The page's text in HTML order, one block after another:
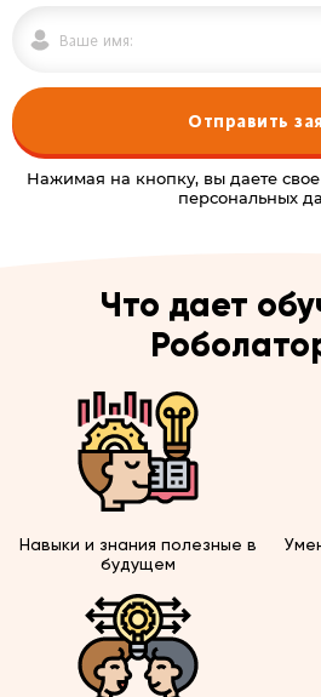
Отправить
Нажимая на кнопку, вы даете
персональных
Что дает
Навыки и знания полезные в
будущем